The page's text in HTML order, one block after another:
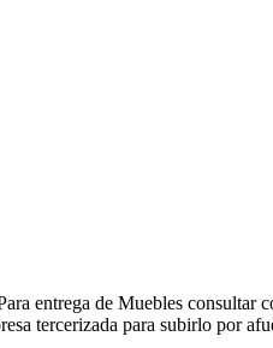
entrega de Muebles
tercerizada para subirlo por